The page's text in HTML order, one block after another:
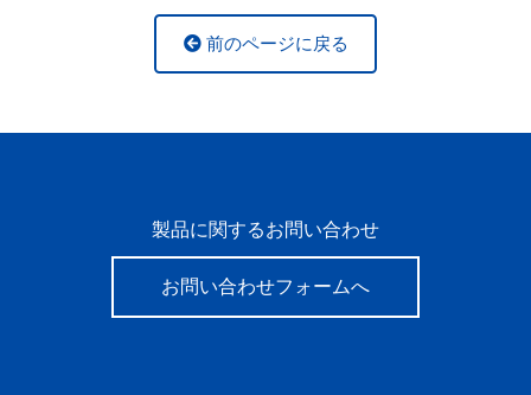
前のページに戻る
製品に関するお問い合わせ
お問い合わせフォームへ